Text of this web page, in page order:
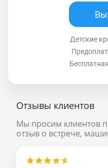
Детские
Отзывы клиентов
Мы просим клиентов
отзыв о встрече,